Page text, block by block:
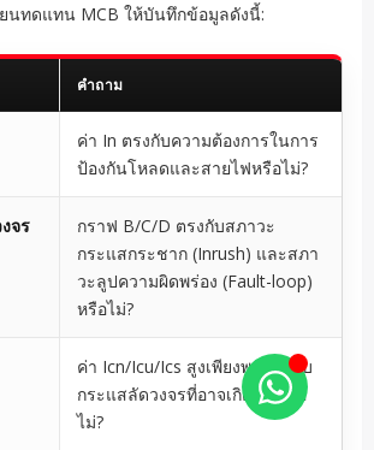
นทดแทน MCB ให้บันทึกข้อมูลดังนี้:
คำถาม
ค่า In ตรงกับความต้องการในการ
ป้องกันโหลดและสายไฟหรือไม่?
จร
กราฟ B/C/D ตรงกับสภาวะ
กระแสกระชาก (Inrush) และสภา
วะลูปความผิดพร่อง (Fault-loop)
หรือไม่?
ค่า Icn/Icu/Ics สูงเพียงพอสำหรับ
กระแสลัดวงจรที่อาจเกิดขึ้นหรือ
ไม่?